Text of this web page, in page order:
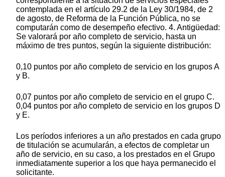
contemplada en el artículo 29.2 de la Ley 30/1984, de 2
de agosto, de Reforma de la Función Pública, no se
computarán como de desempeño efectivo. 4. Antigüedad:
Se valorará por año completo de servicio, hasta un
máximo de tres puntos, según la siguiente distribución:
0,10 puntos por año completo de servicio en los grupos A
y B.
0,07 puntos por año completo de servicio en el grupo C.
0,04 puntos por año completo de servicio en los grupos D
y E.
Los períodos inferiores a un año prestados en cada grupo
de titulación se acumularán, a efectos de completar un
año de servicio, en su caso, a los prestados en el Grupo
inmediatamente superior a los que haya permanecido el
solicitante.